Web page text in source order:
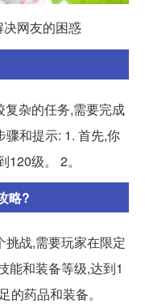
决网友的困惑
杂的任务,需要完成
和提示: 1. 首先,你
级。 2。
略?
战,需要玩家在限定
能和装备等级,达到1
的药品和装备。